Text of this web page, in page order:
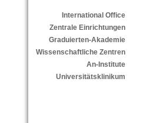
International Office
Zentrale Einrichtungen
Graduierten-Akademie
Wissenschaftliche Zentren
An-Institute
Universitätsklinikum